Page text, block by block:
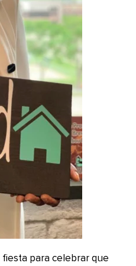
para celebrar que